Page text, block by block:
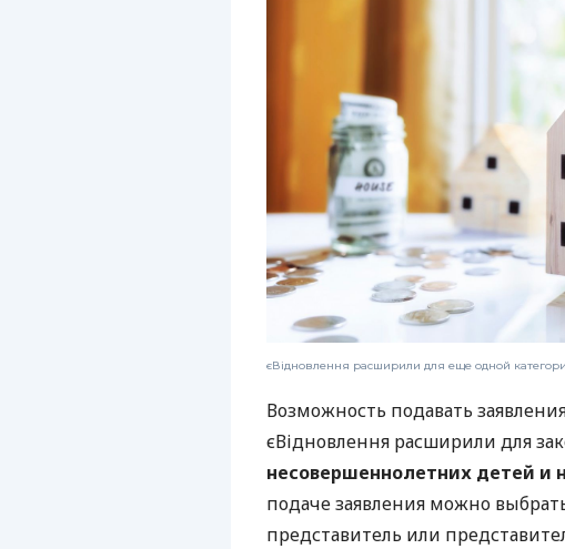
єВідновлення расширили для еще одной
Возможность подавать
єВідновлення расширили для
несовершеннолетних детей и
подаче заявления можно
представитель или